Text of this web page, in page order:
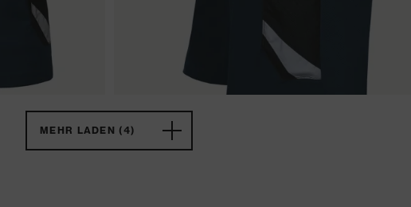
MEHR LADEN (4)